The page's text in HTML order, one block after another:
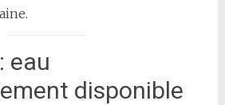
eau
disponible